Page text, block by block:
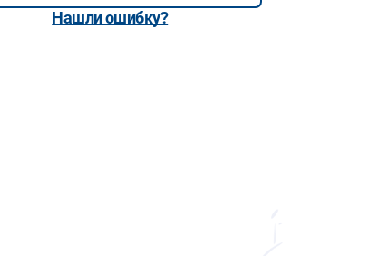
Нашли ошибку?